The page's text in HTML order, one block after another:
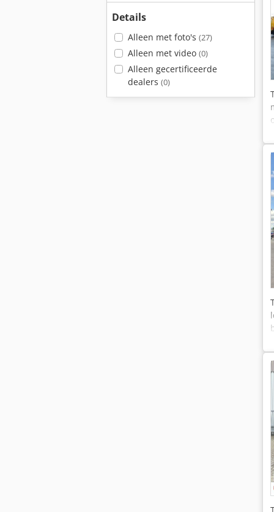
Details
Alleen met foto's (27)
Alleen met video (0)
Alleen gecertificeerde
dealers (0)